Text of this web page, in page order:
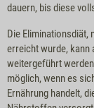
dauern, bis diese
Die Eliminationsdiät,
erreicht wurde, kann
weitergeführt
möglich, wenn es
Ernährung handelt,